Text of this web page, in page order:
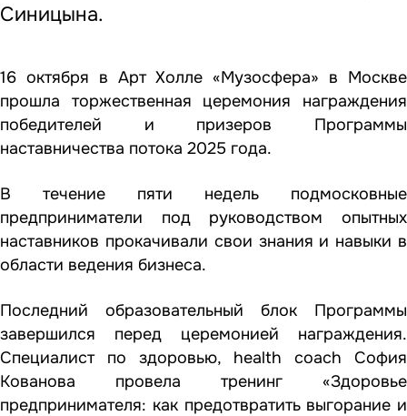
Синицына.
16 октября в Арт Холле «Музосфера» в Москве
прошла торжественная церемония награждения
победителей и призеров Программы
наставничества потока 2025 года.
В течение пяти недель подмосковные
предприниматели под руководством опытных
наставников прокачивали свои знания и навыки в
области ведения бизнеса.
Последний образовательный блок Программы
завершился перед церемонией награждения.
Специалист по здоровью, health coach София
Кованова провела тренинг «Здоровье
предпринимателя: как предотвратить выгорание и